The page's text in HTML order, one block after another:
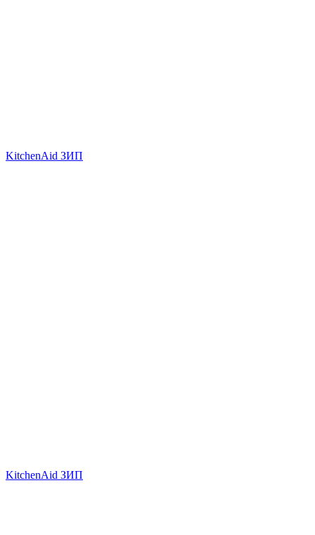
KitchenAid ЗИП
KitchenAid ЗИП